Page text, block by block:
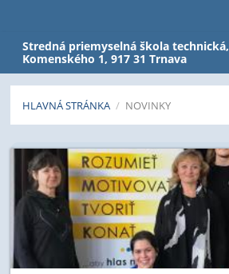
Stredná priemyselná škola technická,
Komenského 1, 917 31 Trnava
HLAVNÁ STRÁNKA / NOVINKY
Novinky